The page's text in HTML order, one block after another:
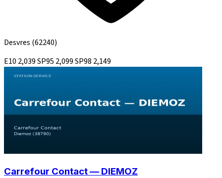
Desvres (62240)
E10 2,039SP95 2,099SP98 2,149
Carrefour Contact — DIEMOZ